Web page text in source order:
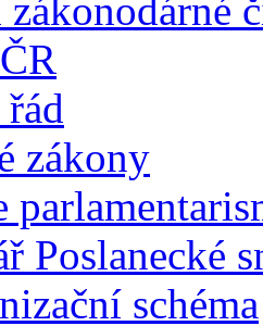
zákonodárné
zákony
Poslanecké
schéma